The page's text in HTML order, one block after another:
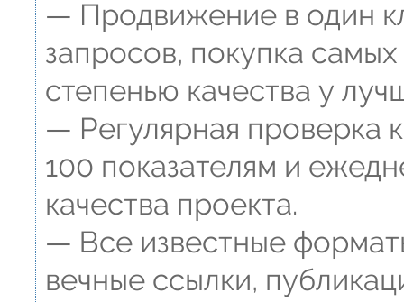
— Продвижение в один
запросов, покупка
степенью качества у
— Регулярная проверка
100 показателям и
качества проекта.
— Все известные
вечные ссылки,